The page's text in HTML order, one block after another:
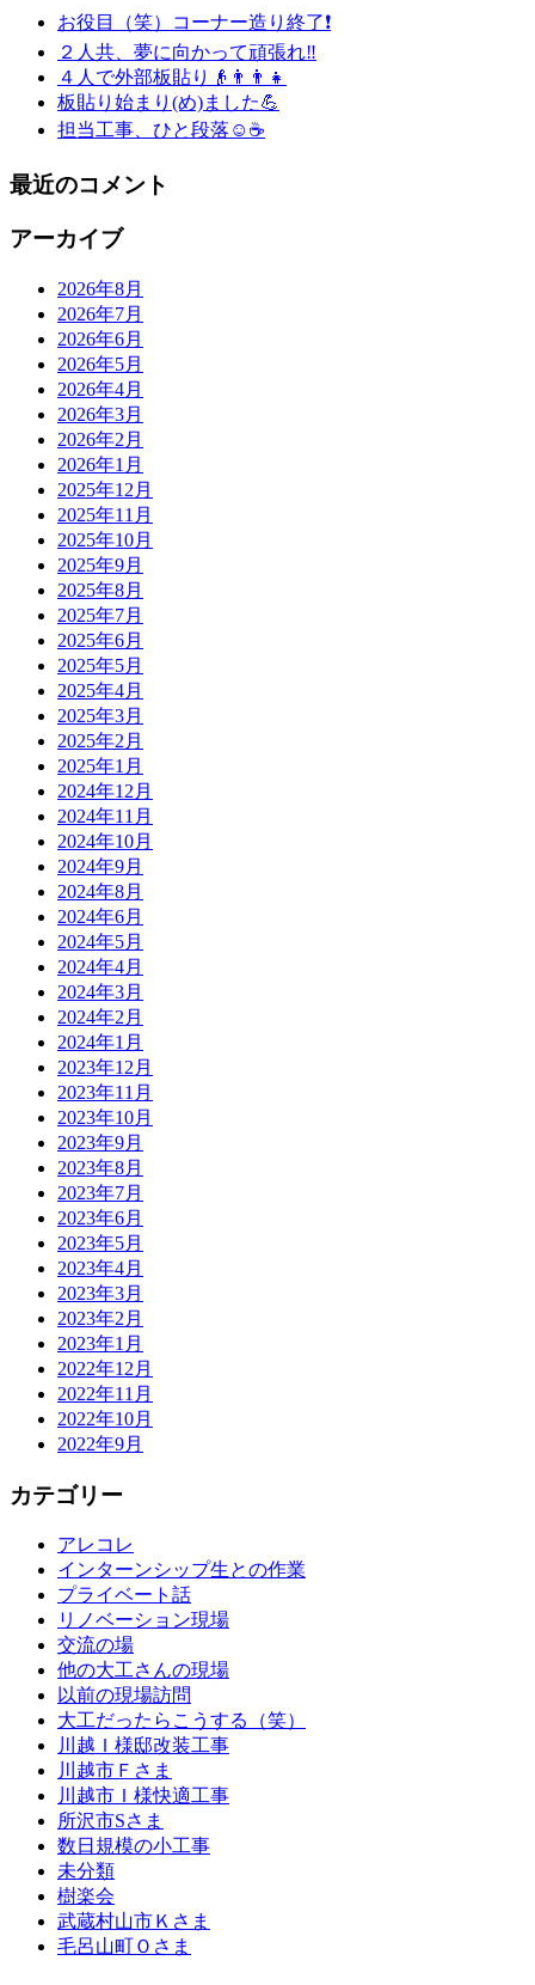
お役目（笑）コーナー造り終了❗️
２人共、夢に向かって頑張れ‼️
４人で外部板貼り👴👨👨👧
板貼り始まり(め)ました💪
担当工事、ひと段落☺️☕️
最近のコメント
アーカイブ
2026年8月
2026年7月
2026年6月
2026年5月
2026年4月
2026年3月
2026年2月
2026年1月
2025年12月
2025年11月
2025年10月
2025年9月
2025年8月
2025年7月
2025年6月
2025年5月
2025年4月
2025年3月
2025年2月
2025年1月
2024年12月
2024年11月
2024年10月
2024年9月
2024年8月
2024年6月
2024年5月
2024年4月
2024年3月
2024年2月
2024年1月
2023年12月
2023年11月
2023年10月
2023年9月
2023年8月
2023年7月
2023年6月
2023年5月
2023年4月
2023年3月
2023年2月
2023年1月
2022年12月
2022年11月
2022年10月
2022年9月
カテゴリー
アレコレ
インターンシップ生との作業
プライベート話
リノベーション現場
交流の場
他の大工さんの現場
以前の現場訪問
大工だったらこうする（笑）
川越Ｉ様邸改装工事
川越市Ｆさま
川越市Ｉ様快適工事
所沢市Sさま
数日規模の小工事
未分類
樹楽会
武蔵村山市Ｋさま
毛呂山町Ｏさま